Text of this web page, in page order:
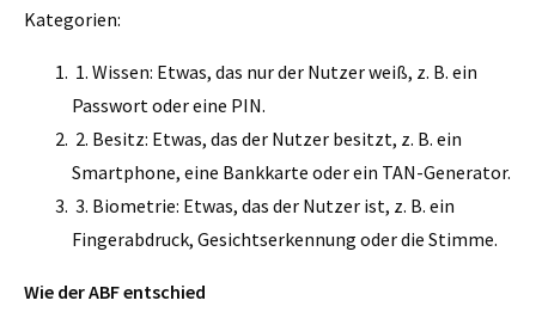
Kategorien:
1. Wissen: Etwas, das nur der Nutzer weiß, z. B. ein
Passwort oder eine PIN.
2. Besitz: Etwas, das der Nutzer besitzt, z. B. ein
Smartphone, eine Bankkarte oder ein TAN-Generator.
3. Biometrie: Etwas, das der Nutzer ist, z. B. ein
Fingerabdruck, Gesichtserkennung oder die Stimme.
Wie der ABF entschied